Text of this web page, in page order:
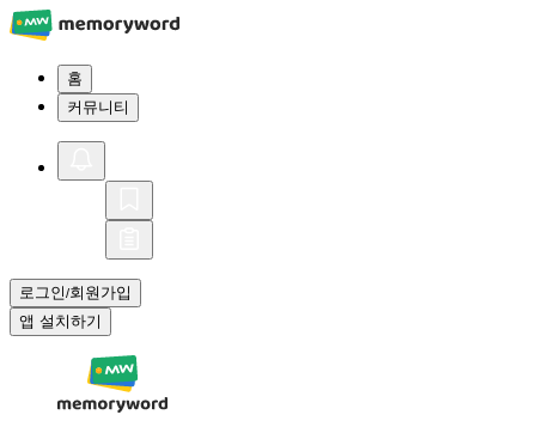
홈
커뮤니티
로그인/회원가입
앱 설치하기